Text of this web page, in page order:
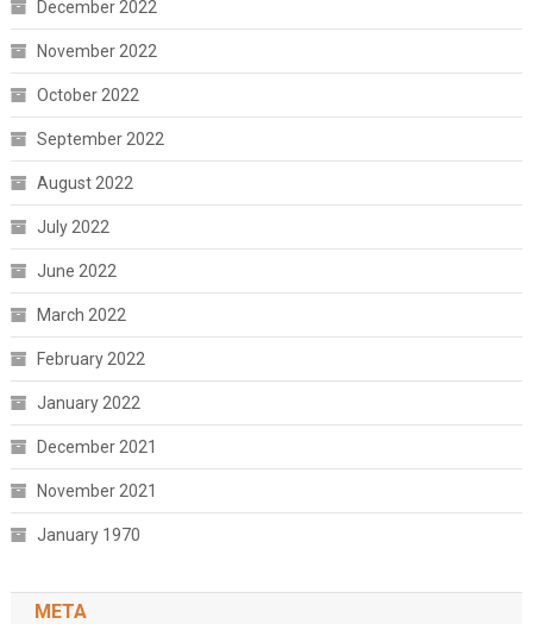
December 2022
November 2022
October 2022
September 2022
August 2022
July 2022
June 2022
March 2022
February 2022
January 2022
December 2021
November 2021
January 1970
META